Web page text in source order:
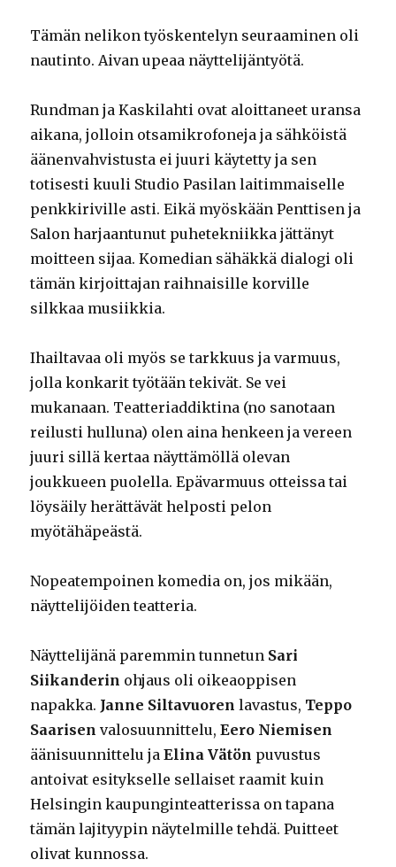
Tämän nelikon työskentelyn seuraaminen oli
nautinto. Aivan upeaa näyttelijäntyötä.
Rundman ja Kaskilahti ovat aloittaneet uransa
aikana, jolloin otsamikrofoneja ja sähköistä
äänenvahvistusta ei juuri käytetty ja sen
totisesti kuuli Studio Pasilan laitimmaiselle
penkkiriville asti. Eikä myöskään Penttisen ja
Salon harjaantunut puhetekniikka jättänyt
moitteen sijaa. Komedian sähäkkä dialogi oli
tämän kirjoittajan raihnaisille korville
silkkaa musiikkia.
Ihailtavaa oli myös se tarkkuus ja varmuus,
jolla konkarit työtään tekivät. Se vei
mukanaan. Teatteriaddiktina (no sanotaan
reilusti hulluna) olen aina henkeen ja vereen
juuri sillä kertaa näyttämöllä olevan
joukkueen puolella. Epävarmuus otteissa tai
löysäily herättävät helposti pelon
myötähäpeästä.
Nopeatempoinen komedia on, jos mikään,
näyttelijöiden teatteria.
Näyttelijänä paremmin tunnetun Sari
Siikanderin ohjaus oli oikeaoppisen
napakka. Janne Siltavuoren lavastus, Teppo
Saarisen valosuunnittelu,Eero Niemisen
äänisuunnittelu jaElina Vätön puvustus
antoivat esitykselle sellaiset raamit kuin
Helsingin kaupunginteatterissa on tapana
tämän lajityypin näytelmille tehdä. Puitteet
olivat kunnossa.